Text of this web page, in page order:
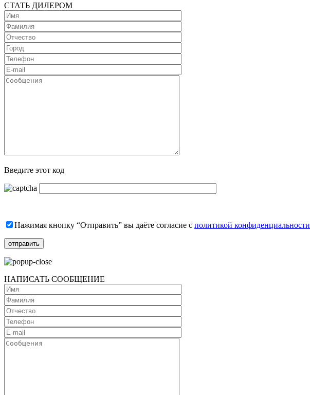
СТАТЬ ДИЛЕРОМ
Введите этот код
Нажимая кнопку “Отправить” вы даёте согласие с политикой конфиденциальности
НАПИСАТЬ СООБЩЕНИЕ